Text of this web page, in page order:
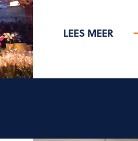
LEES MEER